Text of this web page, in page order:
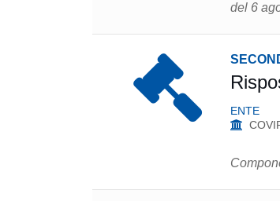
del 6
ENTE